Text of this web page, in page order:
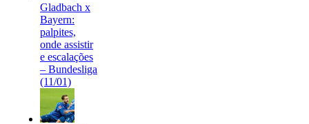
Gladbach x
Bayern:
palpites,
onde assistir
e escalações
– Bundesliga
(11/01)